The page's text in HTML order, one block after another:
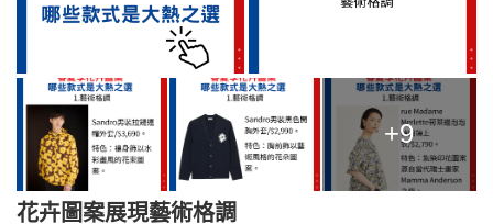
+9
花卉圖案展現藝術格調